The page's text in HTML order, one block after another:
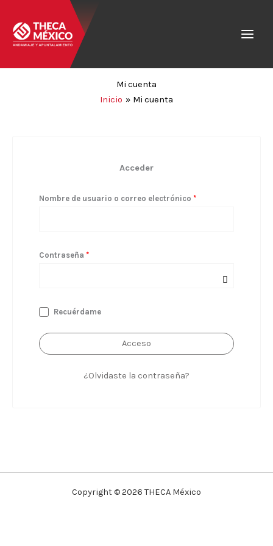
contenido
Mi cuenta
Inicio
Mi cuenta
Acceder
Nombre de usuario o correo electrónico *
Contraseña *
Recuérdame
Acceso
¿Olvidaste la contraseña?
Copyright © 2026 THECA México